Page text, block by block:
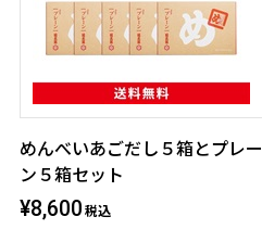
めんべいあごだし５箱とプレー
ン５箱セット
¥8,600 税込